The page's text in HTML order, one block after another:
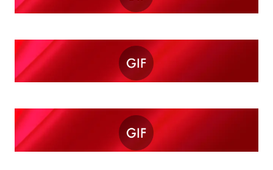
贵州轮胎子公司获美国退税8136万
吉林一“温度计大楼”读数爆表
多地要求领导干部带头休假
奋进开新局 实干挑大梁